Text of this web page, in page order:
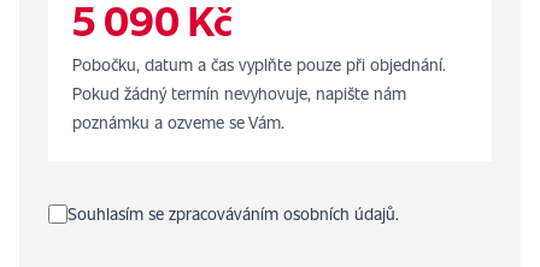
5 090 Kč
Pobočku, datum a čas vyplňte pouze při objednání.
Pokud žádný termín nevyhovuje, napište nám
poznámku a ozveme se Vám.
Souhlasím se zpracováváním osobních údajů.